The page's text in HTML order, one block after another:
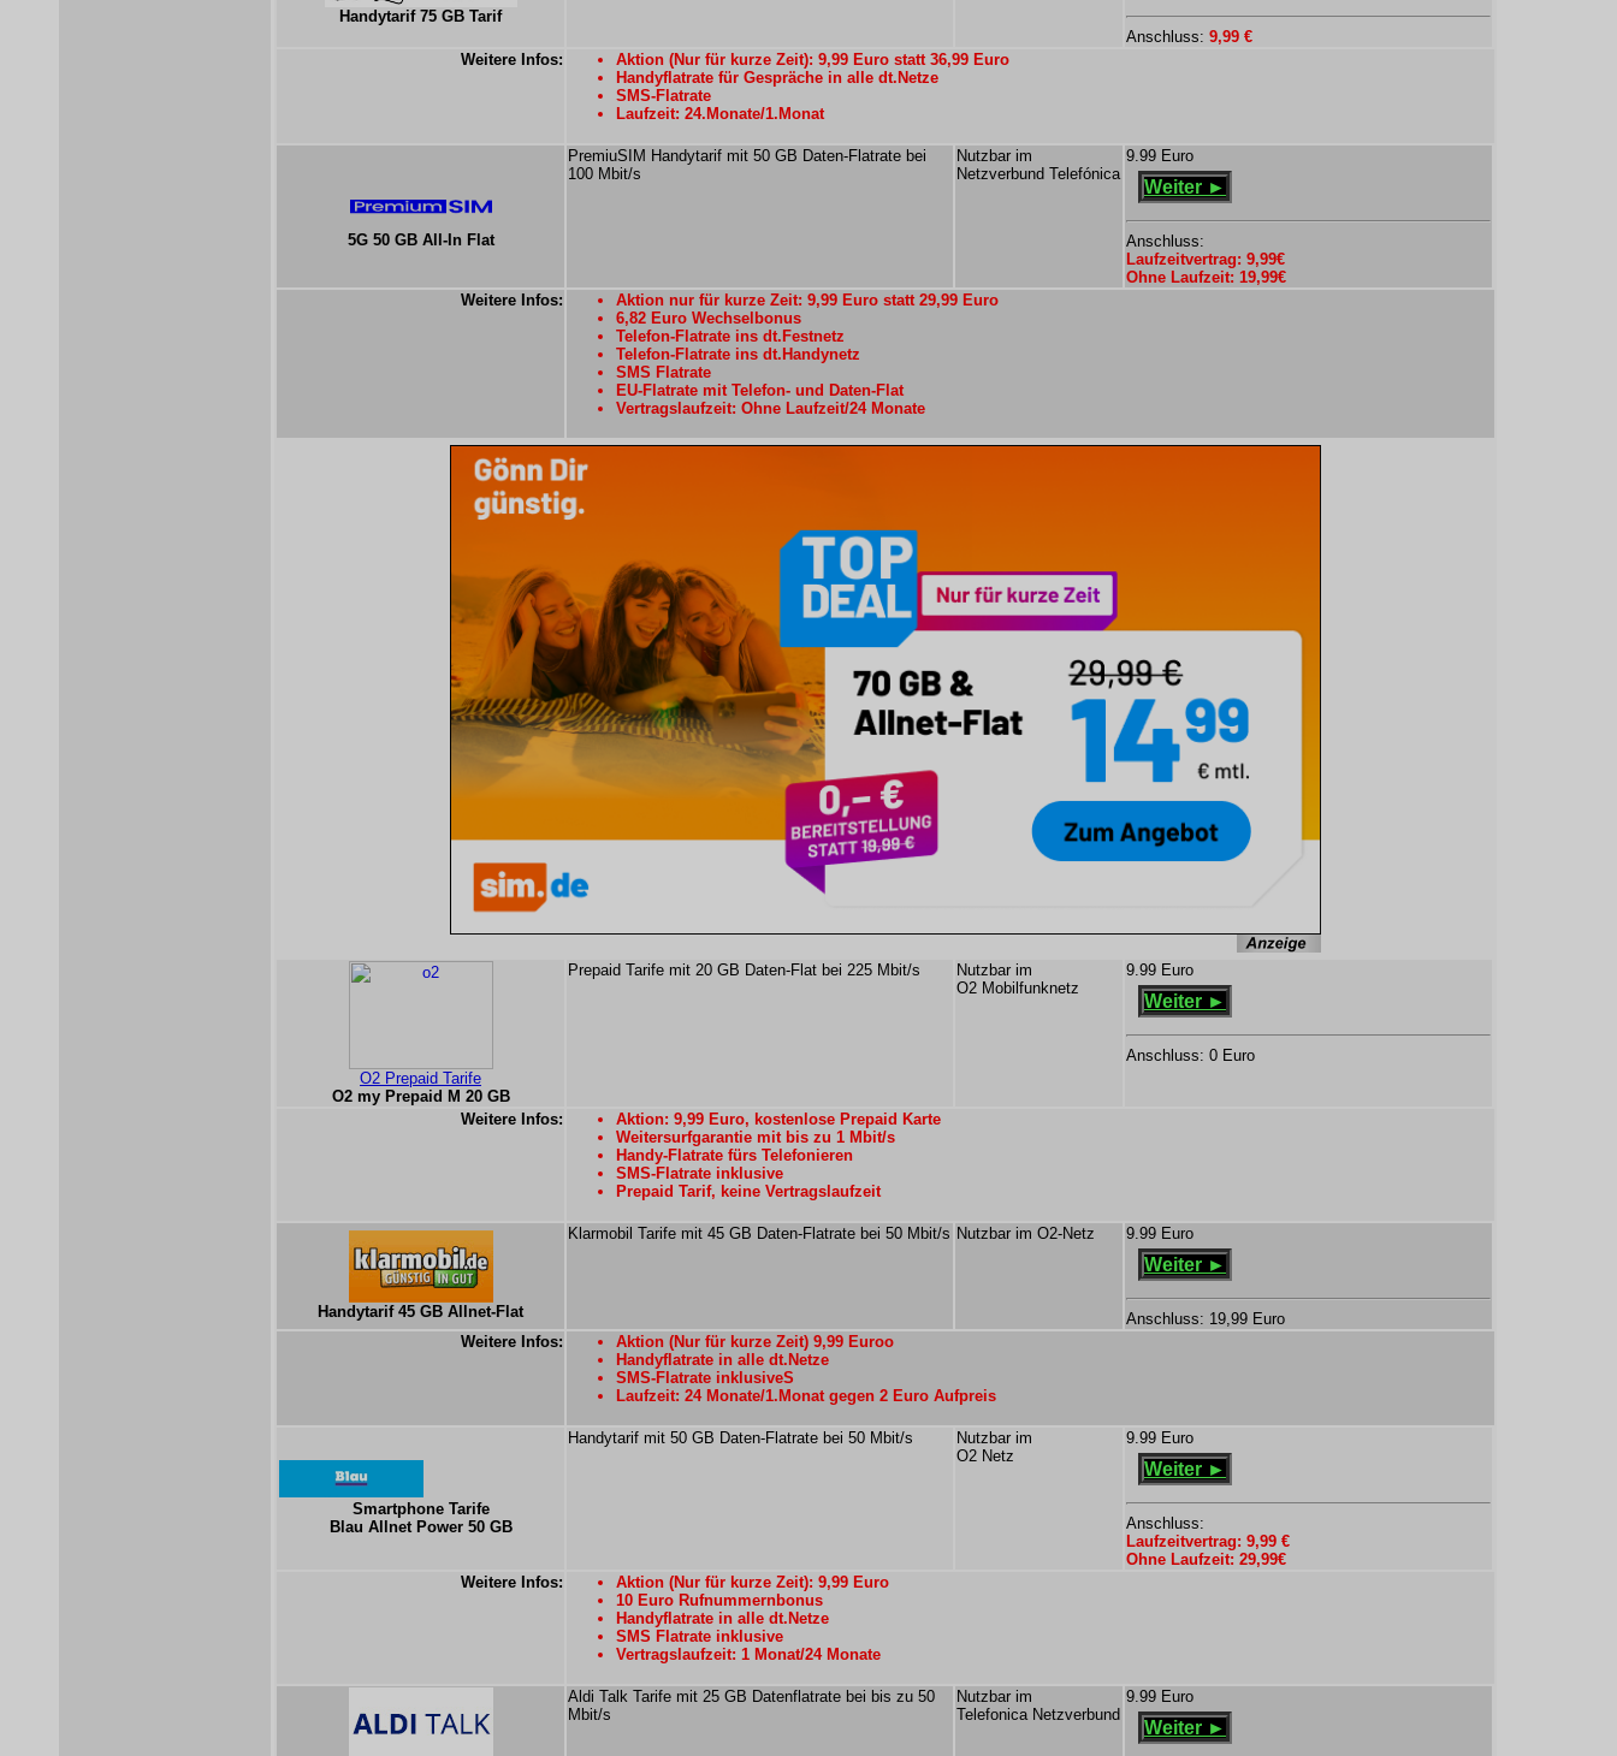
Handytarif 75 GB Tarif
Anschluss: 9,99 €
Weitere Infos:
Aktion (Nur für kurze Zeit): 9,99 Euro statt 36,99 Euro
Handyflatrate für Gespräche in alle dt.Netze
SMS-Flatrate
Laufzeit: 24.Monate/1.Monat
5G 50 GB All-In Flat
PremiuSIM Handytarif mit 50 GB Daten-Flatrate bei
100 Mbit/s
Nutzbar im
Netzverbund Telefónica
9.99 Euro
Weiter ►
Anschluss:
Laufzeitvertrag: 9,99€
Ohne Laufzeit: 19,99€
Weitere Infos:
Aktion nur für kurze Zeit: 9,99 Euro statt 29,99 Euro
6,82 Euro Wechselbonus
Telefon-Flatrate ins dt.Festnetz
Telefon-Flatrate ins dt.Handynetz
SMS Flatrate
EU-Flatrate mit Telefon- und Daten-Flat
Vertragslaufzeit: Ohne Laufzeit/24 Monate
O2 Prepaid Tarife
O2 my Prepaid M 20 GB
Prepaid Tarife mit 20 GB Daten-Flat bei 225 Mbit/s
Nutzbar im
O2 Mobilfunknetz
9.99 Euro
Weiter ►
Anschluss: 0 Euro
Weitere Infos:
Aktion: 9,99 Euro, kostenlose Prepaid Karte
Weitersurfgarantie mit bis zu 1 Mbit/s
Handy-Flatrate fürs Telefonieren
SMS-Flatrate inklusive
Prepaid Tarif, keine Vertragslaufzeit
Handytarif 45 GB Allnet-Flat
Klarmobil Tarife mit 45 GB Daten-Flatrate bei 50 Mbit/s Nutzbar im O2-Netz 9.99 Euro
Weiter ►
Anschluss: 19,99 Euro
Weitere Infos:
Aktion (Nur für kurze Zeit) 9,99 Euroo
Handyflatrate in alle dt.Netze
SMS-Flatrate inklusiveS
Laufzeit: 24 Monate/1.Monat gegen 2 Euro Aufpreis
Smartphone Tarife
Blau Allnet Power 50 GB
Handytarif mit 50 GB Daten-Flatrate bei 50 Mbit/s
Nutzbar im
O2 Netz
9.99 Euro
Weiter ►
Anschluss:
Laufzeitvertrag: 9,99 €
Ohne Laufzeit: 29,99€
Weitere Infos:
Aktion (Nur für kurze Zeit): 9,99 Euro
10 Euro Rufnummernbonus
Handyflatrate in alle dt.Netze
SMS Flatrate inklusive
Vertragslaufzeit: 1 Monat/24 Monate
Aldi Talk Tarife mit 25 GB Datenflatrate bei bis zu 50
Mbit/s
Nutzbar im
Telefonica Netzverbund
9.99 Euro
Weiter ►